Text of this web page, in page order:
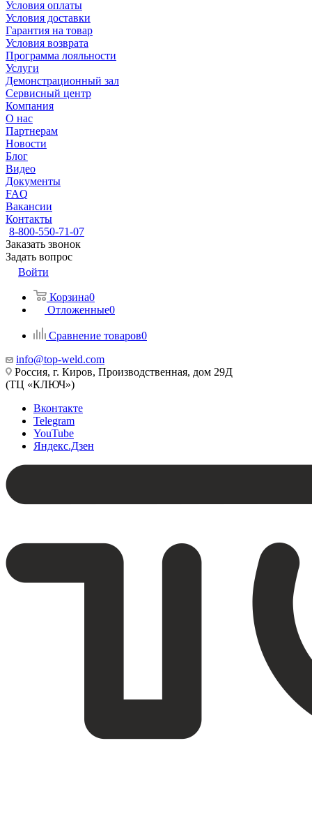
Условия оплаты
Условия доставки
Гарантия на товар
Условия возврата
Программа лояльности
Услуги
Демонстрационный зал
Сервисный центр
Компания
О нас
Партнерам
Новости
Блог
Видео
Документы
FAQ
Вакансии
Контакты
8-800-550-71-07
Заказать звонок
Задать вопрос
Войти
Корзина0
Отложенные0
Сравнение товаров0
info@top-weld.com
Россия, г. Киров, Производственная, дом 29Д
(ТЦ «КЛЮЧ»)
Вконтакте
Telegram
YouTube
Яндекс.Дзен